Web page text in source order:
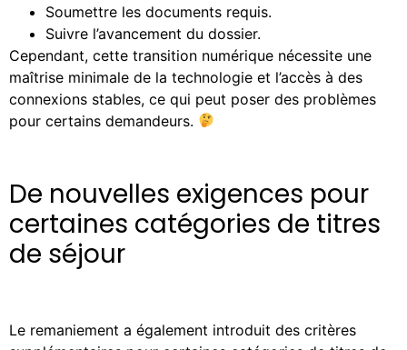
Soumettre les documents requis.
Suivre l’avancement du dossier.
Cependant, cette transition numérique nécessite une
maîtrise minimale de la technologie et l’accès à des
connexions stables, ce qui peut poser des problèmes
pour certains demandeurs.
De nouvelles exigences pour
certaines catégories de titres
de séjour
Le remaniement a également introduit des critères